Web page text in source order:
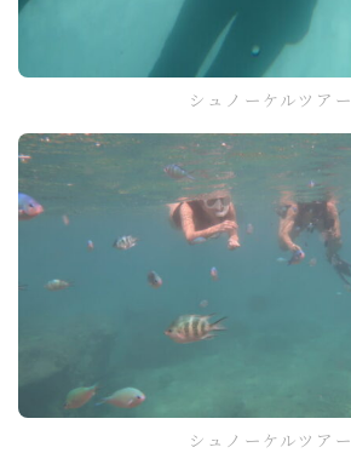
シュノーケルツアー
シュノーケルツアー